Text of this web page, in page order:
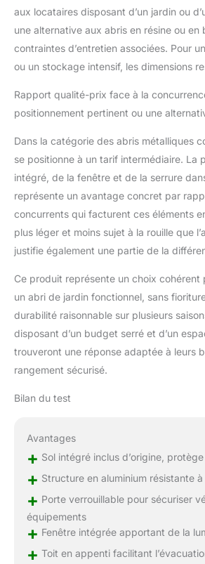
aux locataires disposant d’un jardin ou
une alternative aux abris en résine ou en
contraintes d’entretien associées. Pour
ou un stockage intensif, les dimensions
Rapport qualité-prix face à la
positionnement pertinent ou une
Dans la catégorie des abris métalliques
se positionne à un tarif intermédiaire. La
intégré, de la fenêtre et de la serrure
représente un avantage concret par
concurrents qui facturent ces éléments
plus léger et moins sujet à la rouille que
justifie également une partie de la
Ce produit représente un choix cohérent
un abri de jardin fonctionnel, sans
durabilité raisonnable sur plusieurs
disposant d’un budget serré et d’un
trouveront une réponse adaptée à leurs
rangement sécurisé.
Bilan du test
Avantages
+ Sol intégré inclus d’origine,
+ Structure en aluminium résistante
+ Porte verrouillable pour sécuriser
équipements
+ Fenêtre intégrée apportant de la
+ Toit en appenti facilitant